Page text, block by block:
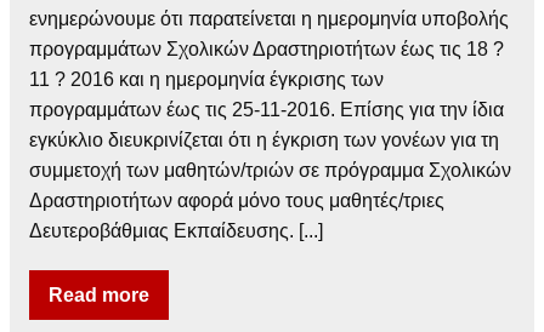
ενημερώνουμε ότι παρατείνεται η ημερομηνία υποβολής
προγραμμάτων Σχολικών Δραστηριοτήτων έως τις 18 ?
11 ? 2016 και η ημερομηνία έγκρισης των
προγραμμάτων έως τις 25-11-2016. Επίσης για την ίδια
εγκύκλιο διευκρινίζεται ότι η έγκριση των γονέων για τη
συμμετοχή των μαθητών/τριών σε πρόγραμμα Σχολικών
Δραστηριοτήτων αφορά μόνο τους μαθητές/τριες
Δευτεροβάθμιας Εκπαίδευσης. [...]
Read more